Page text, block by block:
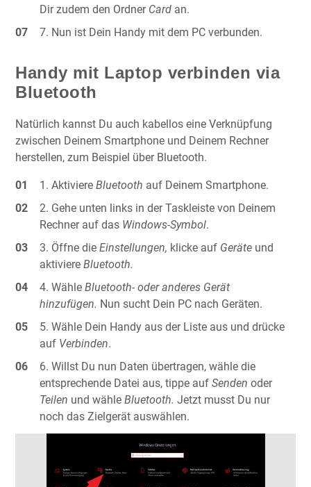
Dir zudem den Ordner Card an.
Nun ist Dein Handy mit dem PC verbunden.
Handy mit Laptop verbinden via
Bluetooth
Natürlich kannst Du auch kabellos eine Verknüpfung
zwischen Deinem Smartphone und Deinem Rechner
herstellen, zum Beispiel über Bluetooth.
Aktiviere Bluetooth auf Deinem Smartphone.
Gehe unten links in der Taskleiste von Deinem
Rechner auf das Windows-Symbol.
Öffne dieEinstellungen, klicke auf Geräte und
aktiviereBluetooth.
WähleBluetooth- oder anderes Gerät
hinzufügen. Nun sucht Dein PC nach Geräten.
Wähle Dein Handy aus der Liste aus und drücke
auf Verbinden.
Willst Du nun Daten übertragen, wähle die
entsprechende Datei aus, tippe aufSenden oder
Teilen und wähleBluetooth. Jetzt musst Du nur
noch das Zielgerät auswählen.